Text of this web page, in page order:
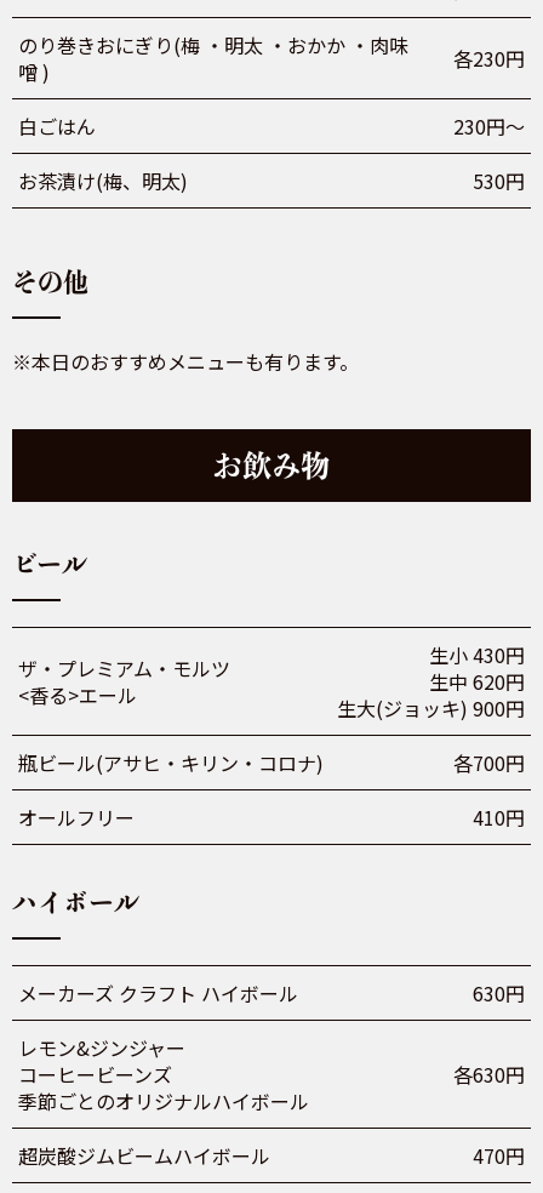
のり巻きおにぎり(梅 ・明太 ・おかか ・肉味
噌 )
各230円
白ごはん
230円～
お茶漬け(梅、明太)
530円
その他
※本日のおすすめメニューも有ります。
お飲み物
ビール
ザ・プレミアム・モルツ
<香る>エール
生小 430円
生中 620円
生大(ジョッキ) 900円
瓶ビール(アサヒ・キリン・コロナ)
各700円
オールフリー
410円
ハイボール
メーカーズ クラフト ハイボール
630円
レモン&ジンジャー
コーヒービーンズ
季節ごとのオリジナルハイボール
各630円
超炭酸ジムビームハイボール
470円